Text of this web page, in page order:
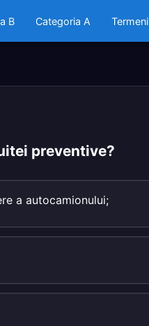
B Categoria A Termeni
preventive?
a autocamionului;